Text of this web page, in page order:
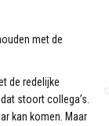
met de
de redelijke
stoort collega’s.
kan komen. Maar